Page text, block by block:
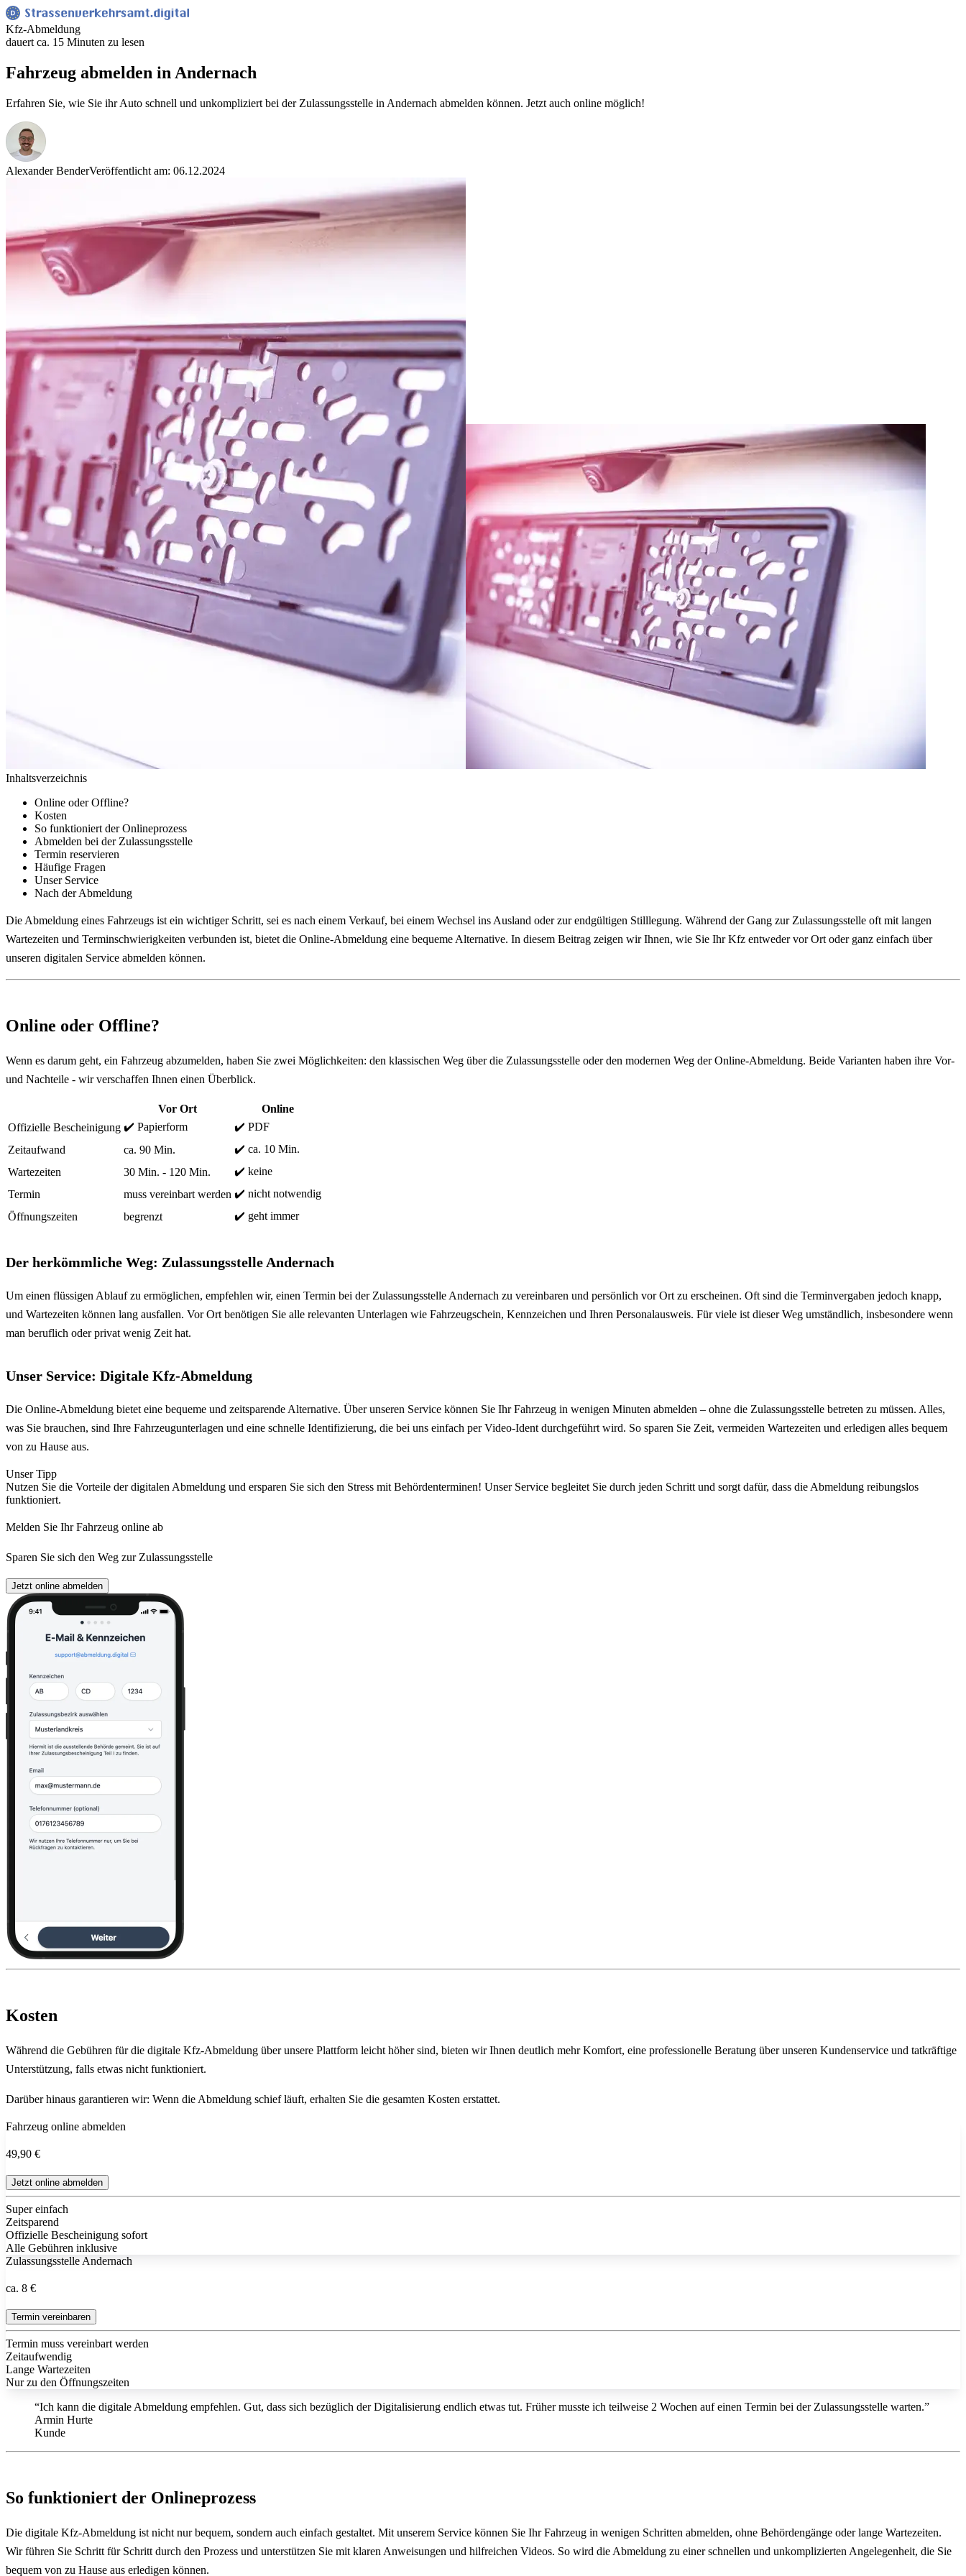
Kfz-Abmeldung
dauert ca. 15 Minuten zu lesen
Fahrzeug abmelden in Andernach
Erfahren Sie, wie Sie ihr Auto schnell und unkompliziert bei der Zulassungsstelle in Andernach abmelden können. Jetzt auch online möglich!
Alexander BenderVeröffentlicht am: 06.12.2024
Inhaltsverzeichnis
Online oder Offline?
Kosten
So funktioniert der Onlineprozess
Abmelden bei der Zulassungsstelle
Termin reservieren
Häufige Fragen
Unser Service
Nach der Abmeldung
Die Abmeldung eines Fahrzeugs ist ein wichtiger Schritt, sei es nach einem Verkauf, bei einem Wechsel ins Ausland oder zur endgültigen Stilllegung. Während der Gang zur Zulassungsstelle oft mit langen
Wartezeiten und Terminschwierigkeiten verbunden ist, bietet die Online-Abmeldung eine bequeme Alternative. In diesem Beitrag zeigen wir Ihnen, wie Sie Ihr Kfz entweder vor Ort oder ganz einfach über
unseren digitalen Service abmelden können.
Online oder Offline?
Wenn es darum geht, ein Fahrzeug abzumelden, haben Sie zwei Möglichkeiten: den klassischen Weg über die Zulassungsstelle oder den modernen Weg der Online-Abmeldung. Beide Varianten haben ihre Vor-
und Nachteile - wir verschaffen Ihnen einen Überblick.
Vor Ort
Online
Offizielle Bescheinigung ✔️ Papierform
✔️ PDF
Zeitaufwand
ca. 90 Min.
✔️ ca. 10 Min.
Wartezeiten
30 Min. - 120 Min.
✔️ keine
Termin
muss vereinbart werden ✔️ nicht notwendig
Öffnungszeiten
begrenzt ✔️ geht immer
Der herkömmliche Weg: Zulassungsstelle Andernach
Um einen flüssigen Ablauf zu ermöglichen, empfehlen wir, einen Termin bei der Zulassungsstelle Andernach zu vereinbaren und persönlich vor Ort zu erscheinen. Oft sind die Terminvergaben jedoch knapp,
und Wartezeiten können lang ausfallen. Vor Ort benötigen Sie alle relevanten Unterlagen wie Fahrzeugschein, Kennzeichen und Ihren Personalausweis. Für viele ist dieser Weg umständlich, insbesondere wenn
man beruflich oder privat wenig Zeit hat.
Unser Service: Digitale Kfz-Abmeldung
Die Online-Abmeldung bietet eine bequeme und zeitsparende Alternative. Über unseren Service können Sie Ihr Fahrzeug in wenigen Minuten abmelden – ohne die Zulassungsstelle betreten zu müssen. Alles,
was Sie brauchen, sind Ihre Fahrzeugunterlagen und eine schnelle Identifizierung, die bei uns einfach per Video-Ident durchgeführt wird. So sparen Sie Zeit, vermeiden Wartezeiten und erledigen alles bequem
von zu Hause aus.
Unser Tipp
Nutzen Sie die Vorteile der digitalen Abmeldung und ersparen Sie sich den Stress mit Behördenterminen! Unser Service begleitet Sie durch jeden Schritt und sorgt dafür, dass die Abmeldung reibungslos
funktioniert.
Melden Sie Ihr Fahrzeug online ab
Sparen Sie sich den Weg zur Zulassungsstelle
Jetzt online abmelden
Kosten
Während die Gebühren für die digitale Kfz-Abmeldung über unsere Plattform leicht höher sind, bieten wir Ihnen deutlich mehr Komfort, eine professionelle Beratung über unseren Kundenservice und tatkräftige
Unterstützung, falls etwas nicht funktioniert.
Darüber hinaus garantieren wir: Wenn die Abmeldung schief läuft, erhalten Sie die gesamten Kosten erstattet.
Fahrzeug online abmelden
49,90 €
Jetzt online abmelden
Super einfach
Zeitsparend
Offizielle Bescheinigung sofort
Alle Gebühren inklusive
Zulassungsstelle Andernach
ca. 8 €
Termin vereinbaren
Termin muss vereinbart werden
Zeitaufwendig
Lange Wartezeiten
Nur zu den Öffnungszeiten
“Ich kann die digitale Abmeldung empfehlen. Gut, dass sich bezüglich der Digitalisierung endlich etwas tut. Früher musste ich teilweise 2 Wochen auf einen Termin bei der Zulassungsstelle warten.”
Armin Hurte
Kunde
So funktioniert der Onlineprozess
Die digitale Kfz-Abmeldung ist nicht nur bequem, sondern auch einfach gestaltet. Mit unserem Service können Sie Ihr Fahrzeug in wenigen Schritten abmelden, ohne Behördengänge oder lange Wartezeiten.
Wir führen Sie Schritt für Schritt durch den Prozess und unterstützen Sie mit klaren Anweisungen und hilfreichen Videos. So wird die Abmeldung zu einer schnellen und unkomplizierten Angelegenheit, die Sie
bequem von zu Hause aus erledigen können.